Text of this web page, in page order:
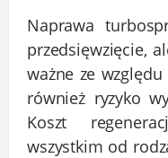
Naprawa
przedsięwzięcie,
ważne ze
również ryzyko
Koszt
wszystkim od